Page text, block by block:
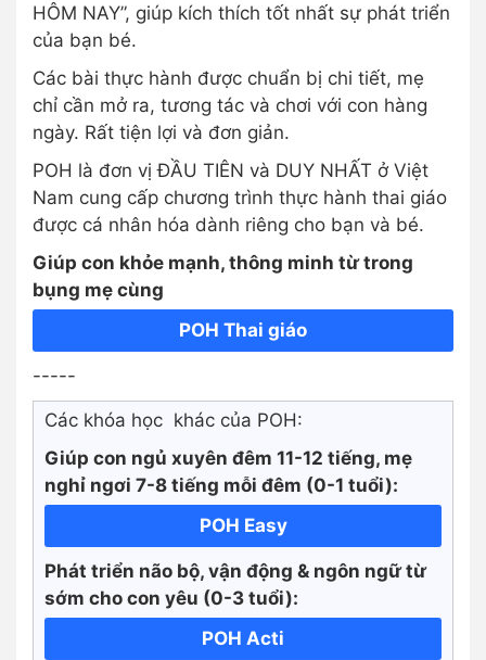
HÔM NAY”, giúp kích thích tốt nhất sự phát triển
của bạn bé.
Các bài thực hành được chuẩn bị chi tiết, mẹ
chỉ cần mở ra, tương tác và chơi với con hàng
ngày. Rất tiện lợi và đơn giản.
POH là đơn vị ĐẦU TIÊN và DUY NHẤT ở Việt
Nam cung cấp chương trình thực hành thai giáo
được cá nhân hóa dành riêng cho bạn và bé.
Giúp con khỏe mạnh, thông minh từ trong
bụng mẹ cùng
POH Thai giáo
-----
Các khóa học khác của POH:
Giúp con ngủ xuyên đêm 11-12 tiếng, mẹ
nghỉ ngơi 7-8 tiếng mỗi đêm (0-1 tuổi):
POH Easy
Phát triển não bộ, vận động & ngôn ngữ từ
sớm cho con yêu (0-3 tuổi):
POH Acti